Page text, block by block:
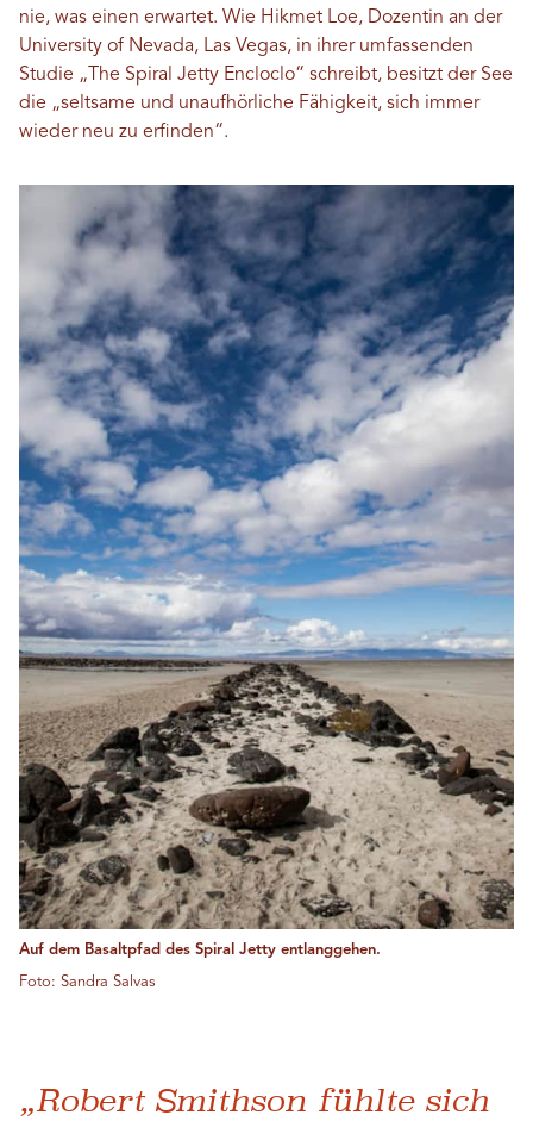
nie, was einen erwartet. Wie Hikmet Loe, Dozentin an der
University of Nevada, Las Vegas, in ihrer umfassenden
Studie „The Spiral Jetty Encloclo“ schreibt, besitzt der See
die „seltsame und unaufhörliche Fähigkeit, sich immer
wieder neu zu erfinden“.
Auf dem Basaltpfad des Spiral Jetty entlanggehen.
Foto: Sandra Salvas
„Robert Smithson fühlte sich